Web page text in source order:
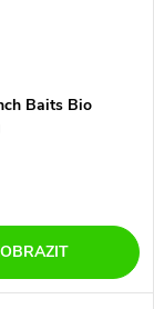
Baits Bio